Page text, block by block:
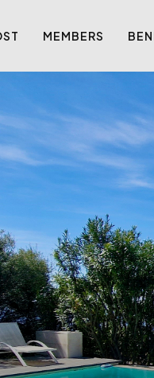
MEMBERS